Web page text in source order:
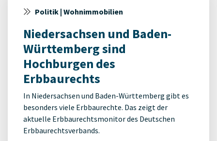
Politik | Wohnimmobilien
Niedersachsen und Baden-
Württemberg sind
Hochburgen des
Erbbaurechts
In Niedersachsen und Baden-Württemberg gibt es
besonders viele Erbbaurechte. Das zeigt der
aktuelle Erbbaurechtsmonitor des Deutschen
Erbbaurechtsverbands.